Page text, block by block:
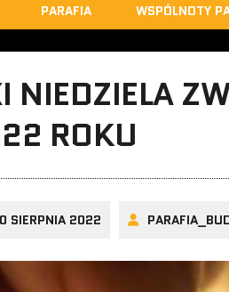
PARAFIA WSPÓLNOTY
NIEDZIELA
ROKU
SIERPNIA 2022